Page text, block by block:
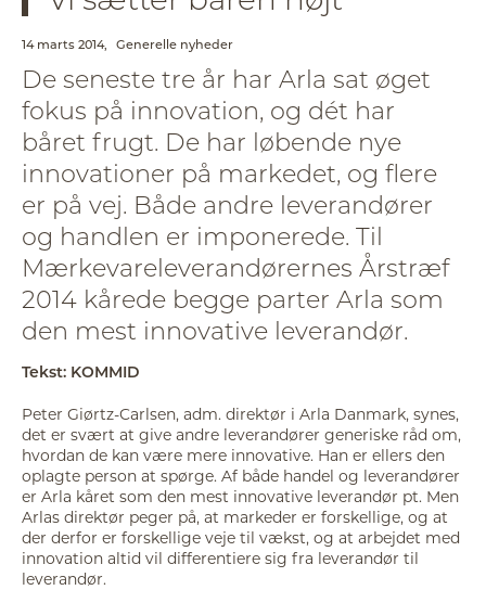
14 marts 2014, Generelle nyheder
De seneste tre år har Arla sat øget
fokus på innovation, og dét har
båret frugt. De har løbende nye
innovationer på markedet, og flere
er på vej. Både andre leverandører
og handlen er imponerede. Til
Mærkevareleverandørernes Årstræf
2014 kårede begge parter Arla som
den mest innovative leverandør.
Tekst: KOMMID
Peter Giørtz-Carlsen, adm. direktør i Arla Danmark, synes,
det er svært at give andre leverandører generiske råd om,
hvordan de kan være mere innovative. Han er ellers den
oplagte person at spørge. Af både handel og leverandører
er Arla kåret som den mest innovative leverandør pt. Men
Arlas direktør peger på, at markeder er forskellige, og at
der derfor er forskellige veje til vækst, og at arbejdet med
innovation altid vil differentiere sig fra leverandør til
leverandør.